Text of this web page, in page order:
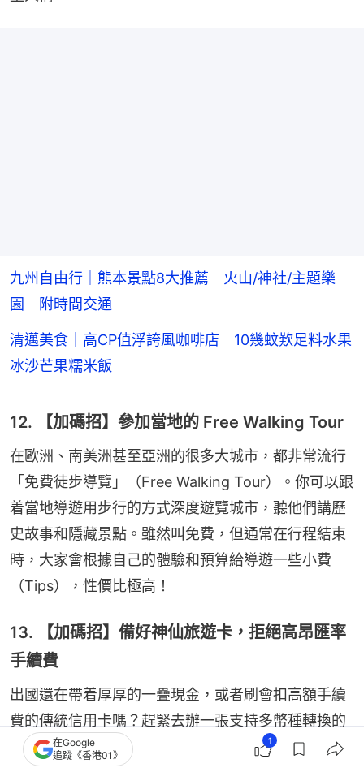
九州自由行｜熊本景點8大推薦 火山/神社/主題樂
園 附時間交通
清邁美食｜高CP值浮誇風咖啡店 10幾蚊歎足料水果
冰沙芒果糯米飯
12. 【加碼招】參加當地的 Free Walking Tour
在歐洲、南美洲甚至亞洲的很多大城市，都非常流行
「免費徒步導覽」（Free Walking Tour）。你可以跟
着當地導遊用步行的方式深度遊覽城市，聽他們講歷
史故事和隱藏景點。雖然叫免費，但通常在行程結束
時，大家會根據自己的體驗和預算給導遊一些小費
（Tips），性價比極高！
13. 【加碼招】備好神仙旅遊卡，拒絕高昂匯率
手續費
出國還在帶着厚厚的一疊現金，或者刷會扣高額手續
費的傳統信用卡嗎？趕緊去辦一張支持多幣種轉換的
電子錢包預付卡（例如馬來西亞常用的 BigPay、
在Google
追蹤《香港01》
1